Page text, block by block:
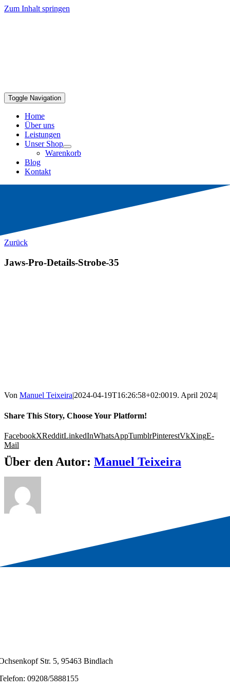
Zum Inhalt springen
Toggle Navigation
Home
Über uns
Leistungen
Unser Shop
Warenkorb
Blog
Kontakt
Zurück
Jaws-Pro-Details-Strobe-35
Von Manuel Teixeira|2024-04-19T16:26:58+02:0019. April 2024|
Share This Story, Choose Your Platform!
FacebookXRedditLinkedInWhatsAppTumblrPinterestVkXingE-
Mail
Über den Autor: Manuel Teixeira
Str. 5, 95463 Bindlach
09208/5888155